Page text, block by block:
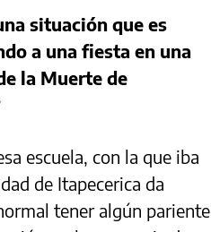
situación que es
a una fiesta en una
la Muerte de
escuela, con la que iba
de Itapecerica da
tener algún pariente